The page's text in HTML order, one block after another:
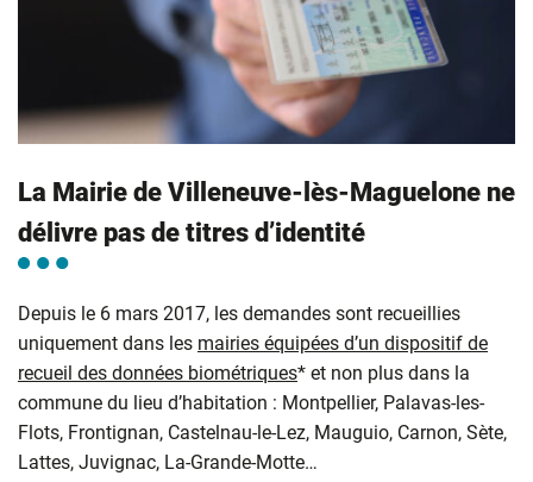
La Mairie de Villeneuve-lès-Maguelone ne
délivre pas de titres d’identité
Depuis le 6 mars 2017, les demandes sont recueillies
uniquement dans les mairies équipées d’un dispositif de
recueil des données biométriques* et non plus dans la
commune du lieu d’habitation : Montpellier, Palavas-les-
Flots, Frontignan, Castelnau-le-Lez, Mauguio, Carnon, Sète,
Lattes, Juvignac, La-Grande-Motte…